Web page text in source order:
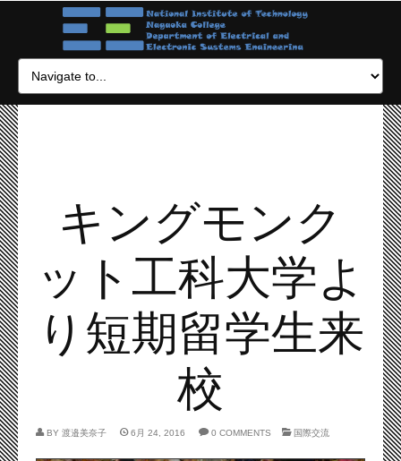
キングモンク
ット工科大学よ
り短期留学生来
校
BY 渡邉美奈子 6月 24, 2016 0 COMMENTS 国際交流